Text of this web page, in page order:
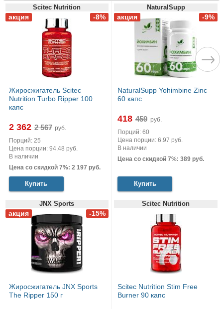
Scitec Nutrition
Жиросжигатель Scitec
Nutrition Turbo Ripper 100
капс
2 362
руб.
Порций: 25
Цена порции: 94.48 руб.
В наличии
Цена со скидкой 7%: 2 197 руб.
Купить
NaturalSupp
NaturalSupp Yohimbine Zinc
60 капс
418
руб.
Порций: 60
Цена порции: 6.97 руб.
В наличии
Цена со скидкой 7%: 389 руб.
Купить
JNX Sports
Жиросжигатель JNX Sports
The Ripper 150 г
Scitec Nutrition
Scitec Nutrition Stim Free
Burner 90 капс